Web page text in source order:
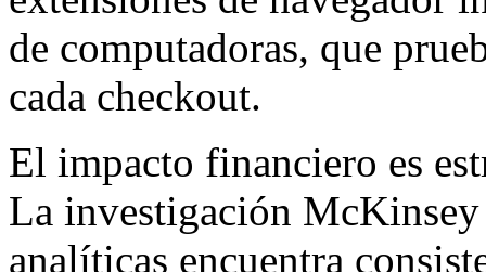
de computadoras, que
cada checkout.
El impacto financiero es
La investigación
analíticas encuentra